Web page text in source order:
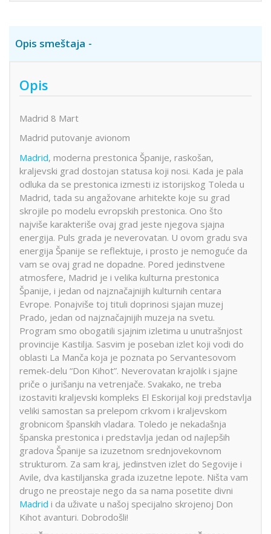
Opis smeštaja
Opis
Madrid 8 Mart
Madrid putovanje avionom
Madrid, moderna prestonica Španije, raskošan,
kraljevski grad dostojan statusa koji nosi. Kada je pala
odluka da se prestonica izmesti iz istorijskog Toleda u
Madrid, tada su angažovane arhitekte koje su grad
skrojile po modelu evropskih prestonica. Ono što
najviše karakteriše ovaj grad jeste njegova sjajna
energija. Puls grada je neverovatan. U ovom gradu sva
energija Španije se reflektuje, i prosto je nemoguće da
vam se ovaj grad ne dopadne. Pored jedinstvene
atmosfere, Madrid je i velika kulturna prestonica
Španije, i jedan od najznačajnijih kulturnih centara
Evrope. Ponajviše toj tituli doprinosi sjajan muzej
Prado, jedan od najznačajnijih muzeja na svetu.
Program smo obogatili sjajnim izletima u unutrašnjost
provincije Kastilja. Sasvim je poseban izlet koji vodi do
oblasti La Manča koja je poznata po Servantesovom
remek-delu “Don Kihot”. Neverovatan krajolik i sjajne
priče o jurišanju na vetrenjače. Svakako, ne treba
izostaviti kraljevski kompleks El Eskorijal koji predstavlja
veliki samostan sa prelepom crkvom i kraljevskom
grobnicom španskih vladara. Toledo je nekadašnja
španska prestonica i predstavlja jedan od najlepših
gradova Španije sa izuzetnom srednjovekovnom
strukturom. Za sam kraj, jedinstven izlet do Segovije i
Avile, dva kastiljanska grada izuzetne lepote. Ništa vam
drugo ne preostaje nego da sa nama posetite divni
Madrid i da uživate u našoj specijalno skrojenoj Don
Kihot avanturi. Dobrodošli!